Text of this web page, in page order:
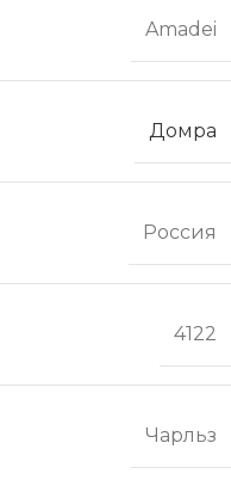
Amadei
Домра
Россия
4122
Чарльз